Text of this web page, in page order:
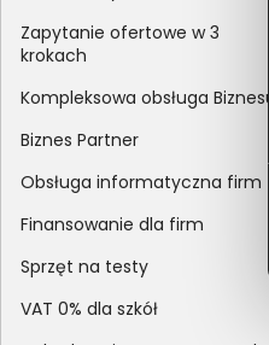
Zapytanie ofertowe w 3
krokach
Kompleksowa obsługa Biznesu
Biznes Partner
Obsługa informatyczna firm
Finansowanie dla firm
Sprzęt na testy
VAT 0% dla szkół